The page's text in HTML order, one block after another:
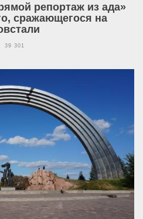
репортаж из ада»
сражающегося на
39 301